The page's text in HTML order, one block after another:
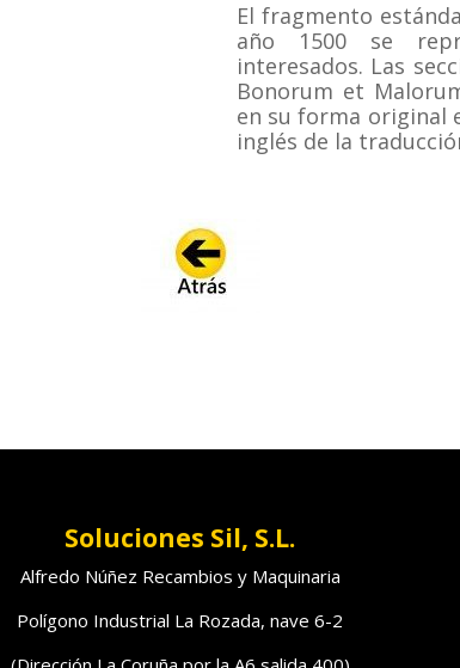
El fragmento
año 1500 se
interesados. Las
Bonorum et
en su forma original
inglés de la
Soluciones Sil, S.L.
Alfredo Núñez Recambios y Maquinaria
Polígono Industrial La Rozada, nave 6-2